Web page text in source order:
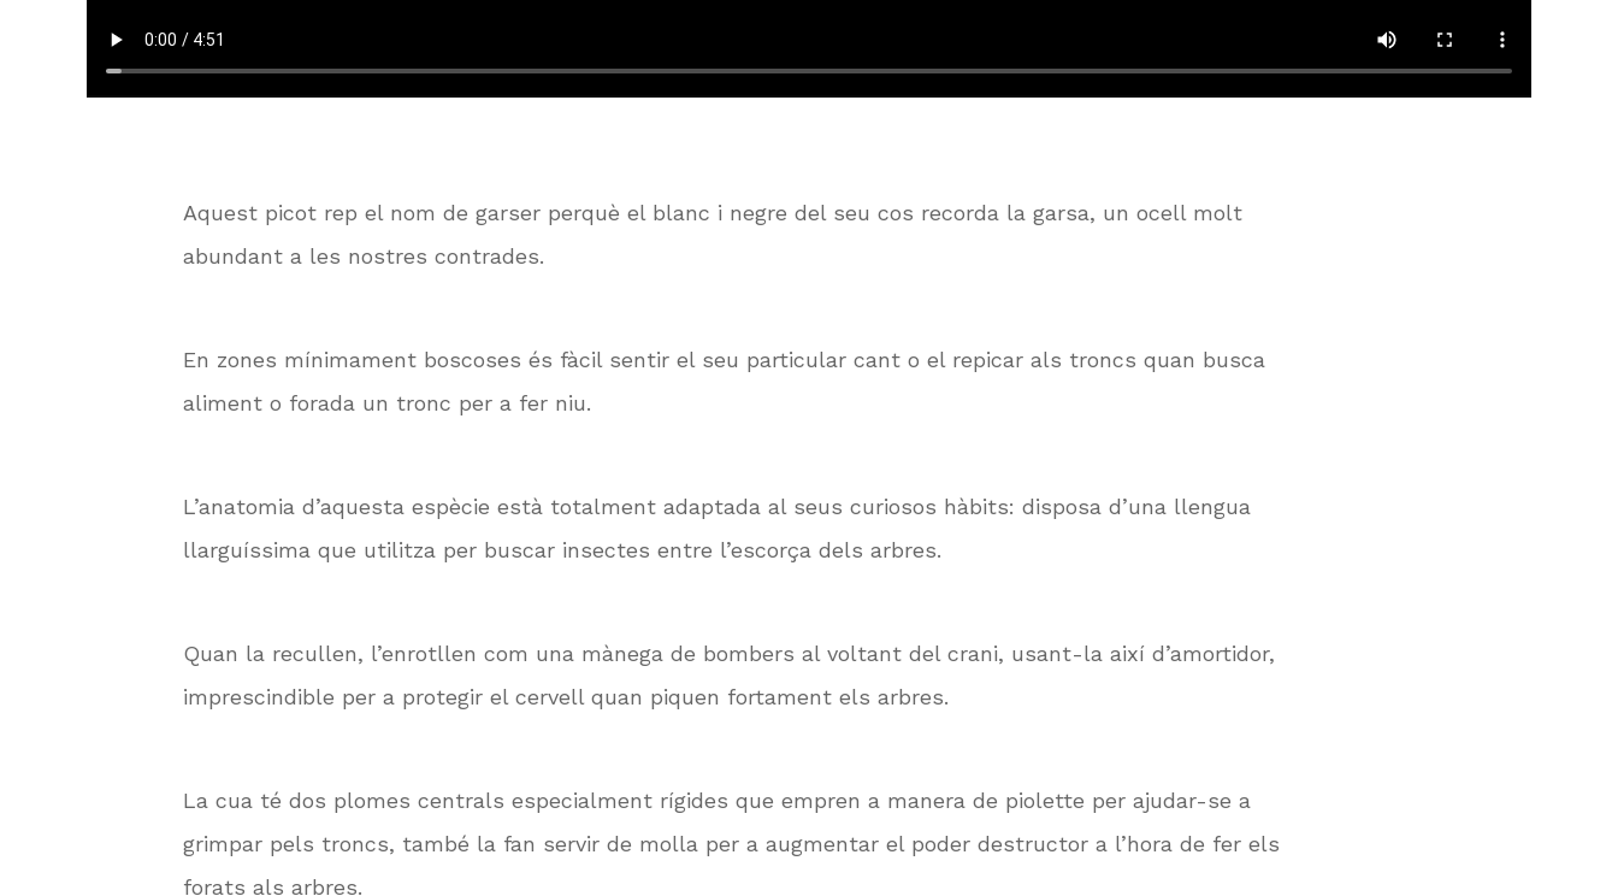
Aquest picot rep el nom de garser perquè el blanc i negre del seu cos recorda la garsa, un ocell molt
abundant a les nostres contrades.
En zones mínimament boscoses és fàcil sentir el seu particular cant o el repicar als troncs quan busca
aliment o forada un tronc per a fer niu.
L’anatomia d’aquesta espècie està totalment adaptada al seus curiosos hàbits: disposa d’una llengua
llarguíssima que utilitza per buscar insectes entre l’escorça dels arbres.
Quan la recullen, l’enrotllen com una mànega de bombers al voltant del crani, usant-la així d’amortidor,
imprescindible per a protegir el cervell quan piquen fortament els arbres.
La cua té dos plomes centrals especialment rígides que empren a manera de piolette per ajudar-se a
grimpar pels troncs, també la fan servir de molla per a augmentar el poder destructor a l’hora de fer els
forats als arbres.